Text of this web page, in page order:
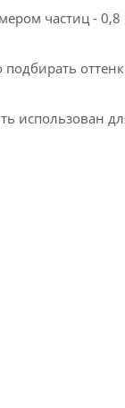
частиц - 0,8
использован